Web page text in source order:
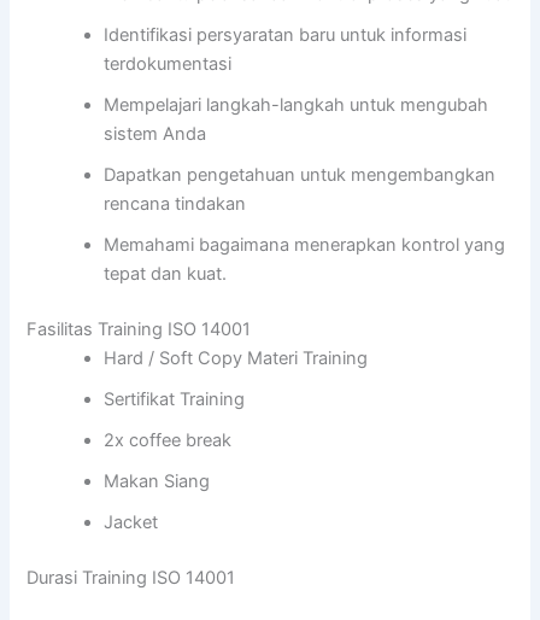
Identifikasi persyaratan baru untuk informasi
terdokumentasi
Mempelajari langkah-langkah untuk mengubah
sistem Anda
Dapatkan pengetahuan untuk mengembangkan
rencana tindakan
Memahami bagaimana menerapkan kontrol yang
tepat dan kuat.
Fasilitas Training ISO 14001
Hard / Soft Copy Materi Training
Sertifikat Training
2x coffee break
Makan Siang
Jacket
Durasi Training ISO 14001